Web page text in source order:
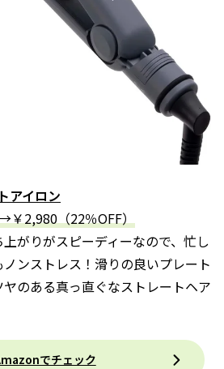
アイロン
2,980（22％OFF）
がりがスピーディーなので、忙し
ンストレス！滑りの良いプレート
のある真っ直ぐなストレートヘア
でチェック